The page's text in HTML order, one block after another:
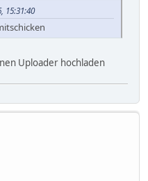
15:31:40
Uploader hochladen